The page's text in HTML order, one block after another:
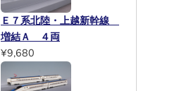
Ｅ７系北陸・上越新幹線
増結Ａ ４両
¥9,680